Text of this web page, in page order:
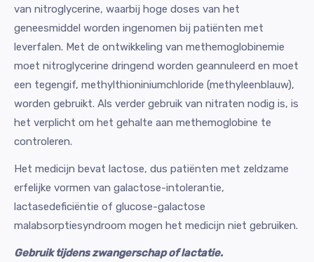
van nitroglycerine, waarbij hoge doses van het
geneesmiddel worden ingenomen bij patiënten met
leverfalen. Met de ontwikkeling van methemoglobinemie
moet nitroglycerine dringend worden geannuleerd en moet
een tegengif, methylthioniniumchloride (methyleenblauw),
worden gebruikt. Als verder gebruik van nitraten nodig is, is
het verplicht om het gehalte aan methemoglobine te
controleren.
Het medicijn bevat lactose, dus patiënten met zeldzame
erfelijke vormen van galactose-intolerantie,
lactasedeficiëntie of glucose-galactose
malabsorptiesyndroom mogen het medicijn niet gebruiken.
Gebruik tijdens zwangerschap of lactatie.